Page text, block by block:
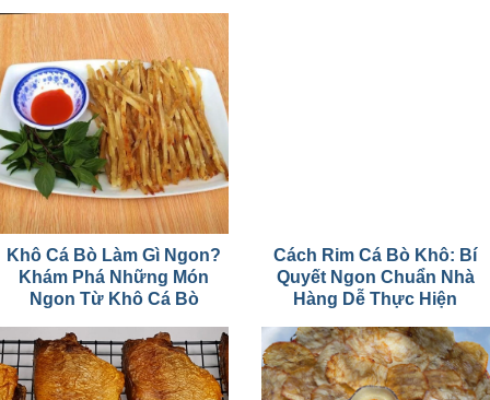
Khô Cá Bò Làm Gì Ngon?
Khám Phá Những Món
Ngon Từ Khô Cá Bò
Cách Rim Cá Bò Khô: Bí
Quyết Ngon Chuẩn Nhà
Hàng Dễ Thực Hiện